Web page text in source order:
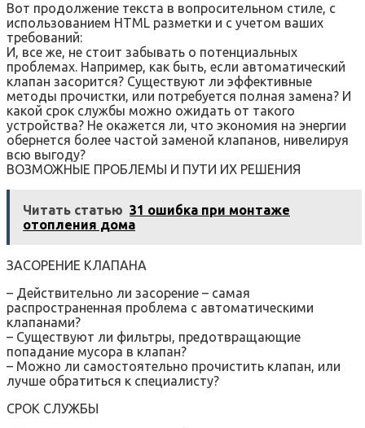
Вот продолжение текста в вопросительном стиле, с
использованием HTML разметки и с учетом ваших
требований:
И, все же, не стоит забывать о потенциальных
проблемах. Например, как быть, если автоматический
клапан засорится? Существуют ли эффективные
методы прочистки, или потребуется полная замена? И
какой срок службы можно ожидать от такого
устройства? Не окажется ли, что экономия на энергии
обернется более частой заменой клапанов, нивелируя
всю выгоду?
ВОЗМОЖНЫЕ ПРОБЛЕМЫ И ПУТИ ИХ РЕШЕНИЯ
Читать статью 31 ошибка при монтаже
отопления дома
ЗАСОРЕНИЕ КЛАПАНА
– Действительно ли засорение – самая
распространенная проблема с автоматическими
клапанами?
– Существуют ли фильтры, предотвращающие
попадание мусора в клапан?
– Можно ли самостоятельно прочистить клапан, или
лучше обратиться к специалисту?
СРОК СЛУЖБЫ